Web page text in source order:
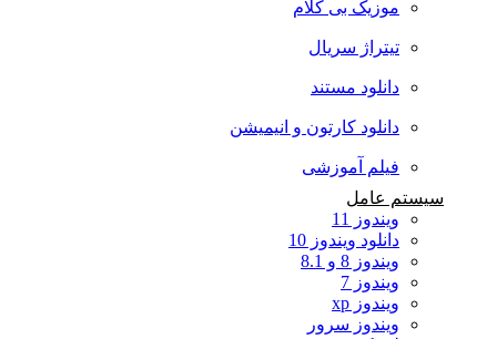
موزیک بی کلام
تیتراژ سریال
دانلود مستند
دانلود کارتون و انیمیشن
فیلم آموزشی
سیستم عامل
ویندوز 11
دانلود ویندوز 10
ویندوز 8 و 8.1
ویندوز 7
ویندوز xp
ویندوز سرور